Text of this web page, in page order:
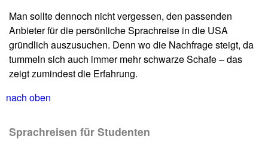
Man sollte dennoch nicht vergessen, den passenden
Anbieter für die persönliche Sprachreise in die USA
gründlich auszusuchen. Denn wo die Nachfrage steigt, da
tummeln sich auch immer mehr schwarze Schafe – das
zeigt zumindest die Erfahrung.
nach oben
Sprachreisen für Studenten